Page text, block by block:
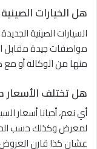
هل الخيارات
السيارات الصينية
مواصفات جيدة مقابل
منها من الوكالة أو
هل تختلف الأسعار
أي نعم، أحيانا أسعار
لمعرض وكذلك حسب
عشان كذا قارن العروض